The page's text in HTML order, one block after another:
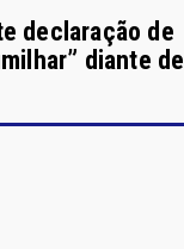
declaração de
diante de